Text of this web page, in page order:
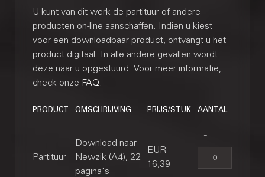
U kunt van dit werk de partituur of andere
producten on-line aanschaffen. Indien u kiest
voor een downloadbaar product, ontvangt u het
product digitaal. In alle andere gevallen wordt
deze naar u opgestuurd. Voor meer informatie,
check onze FAQ.
PRODUCT OMSCHRIJVING PRIJS/STUK AANTAL
Partituur
Download naar
Newzik (A4), 22
pagina's
EUR
16,39